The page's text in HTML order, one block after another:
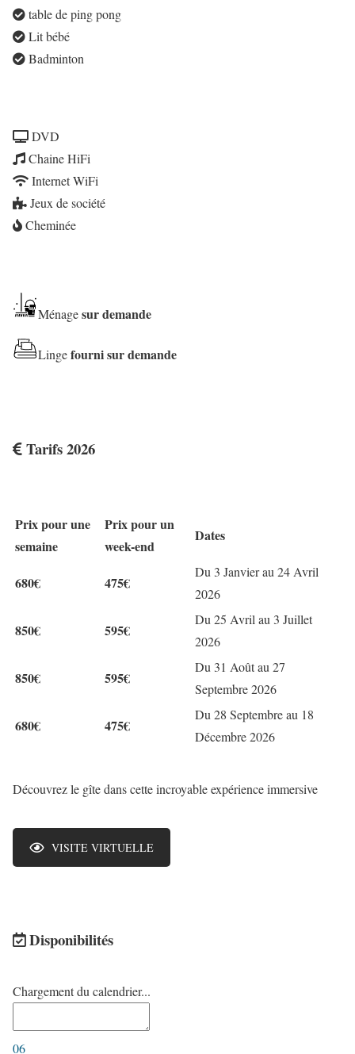
table de ping pong
Lit bébé
Badminton
DVD
Chaine HiFi
Internet WiFi
Jeux de société
Cheminée
Ménagesur demande
Lingefourni sur demande
Tarifs 2026
Prix pour une
semaine
Prix pour un
week-end
Dates
680€ 475€
Du 3 Janvier au 24 Avril
2026
850€ 595€
Du 25 Avril au 3 Juillet
2026
850€ 595€
Du 31 Août au 27
Septembre 2026
680€ 475€
Du 28 Septembre au 18
Décembre 2026
Découvrez le gîte dans cette incroyable expérience immersive
VISITE VIRTUELLE
Disponibilités
Chargement du calendrier...
06